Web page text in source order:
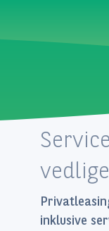
inklusive